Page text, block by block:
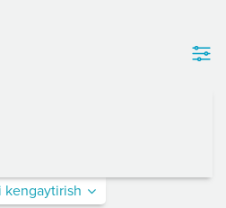
kengaytirish